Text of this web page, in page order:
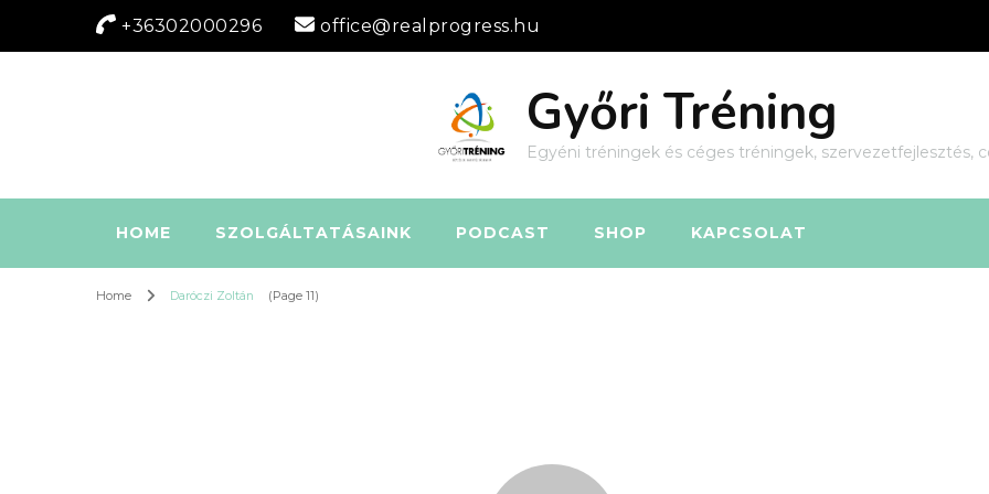
+36302000296 office@realprogress.hu
Győri Tréning
Egyéni tréningek és céges tréningek, szervezetfejlesztés,
HOME SZOLGÁLTATÁSAINK PODCAST SHOP KAPCSOLAT
Home Daróczi Zoltán (Page 11)